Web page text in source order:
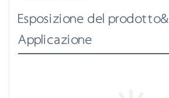
Esposizione del prodotto&
Applicazione